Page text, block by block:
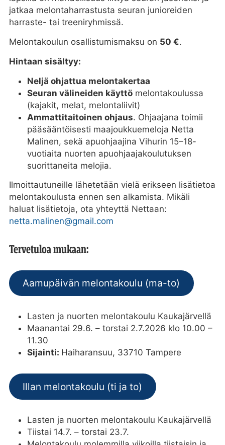
jatkaa melontaharrastusta seuran junioreiden
harraste- tai treeniryhmissä.
Melontakoulun osallistumismaksu on 50 €.
Hintaan sisältyy:
Neljä ohjattua melontakertaa
Seuran välineiden käyttömelontakoulussa
(kajakit, melat, melontaliivit)
Ammattitaitoinen ohjaus. Ohjaajana toimii
pääsääntöisesti maajoukkuemeloja Netta
Malinen, sekä apuohjaajina Vihurin 15–18-
vuotiaita nuorten apuohjaajakoulutuksen
suorittaneita melojia.
Ilmoittautuneille lähetetään vielä erikseen lisätietoa
melontakoulusta ennen sen alkamista. Mikäli
haluat lisätietoja, ota yhteyttä Nettaan:
netta.malinen@gmail.com
Tervetuloa mukaan:
Aamupäivän melontakoulu (ma-to)
Lasten ja nuorten melontakoulu Kaukajärvellä
Maanantai 29.6. – torstai 2.7.2026 klo 10.00 –
11.30
Sijainti: Haiharansuu, 33710 Tampere
Illan melontakoulu (ti ja to)
Lasten ja nuorten melontakoulu Kaukajärvellä
Tiistai 14.7. – torstai 23.7.